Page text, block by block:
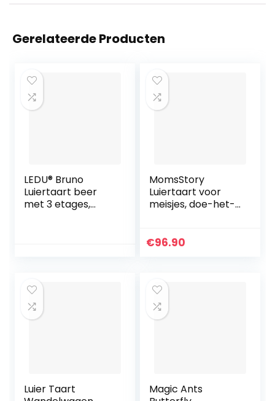
Gerelateerde Producten
LEDU® Bruno
Luiertaart beer
met 3 etages,
MomsStory
Luiertaart voor
meisjes, doe-het-
babycadeau voor
geboortegeschen
k met
babyspeelgoed,
€96.90
Luier Taart
Magic Ants